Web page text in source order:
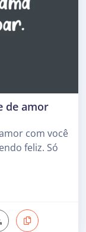
de amor
com você
feliz. Só